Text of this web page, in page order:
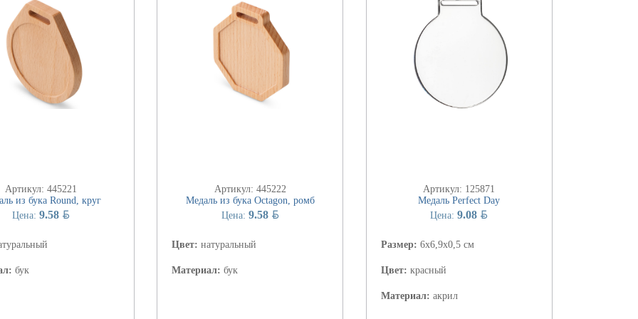
Артикул: 445221
из бука Round, круг
Цена: 9.58 BYN
бук
Артикул: 445222
Медаль из бука Octagon, ромб
Цена: 9.58 BYN
Цвет: натуральный
Материал: бук
Артикул: 125871
Медаль Perfect Day
Цена: 9.08 BYN
Размер: 6x6,9х0,5 см
Цвет: красный
Материал: акрил